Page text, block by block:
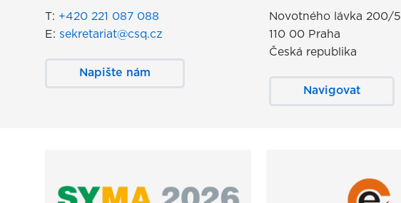
T: +420 221 087 088
E: sekretariat@csq.cz
Napište nám
Novotného lávka 200/5
110 00 Praha
Česká republika
Navigovat